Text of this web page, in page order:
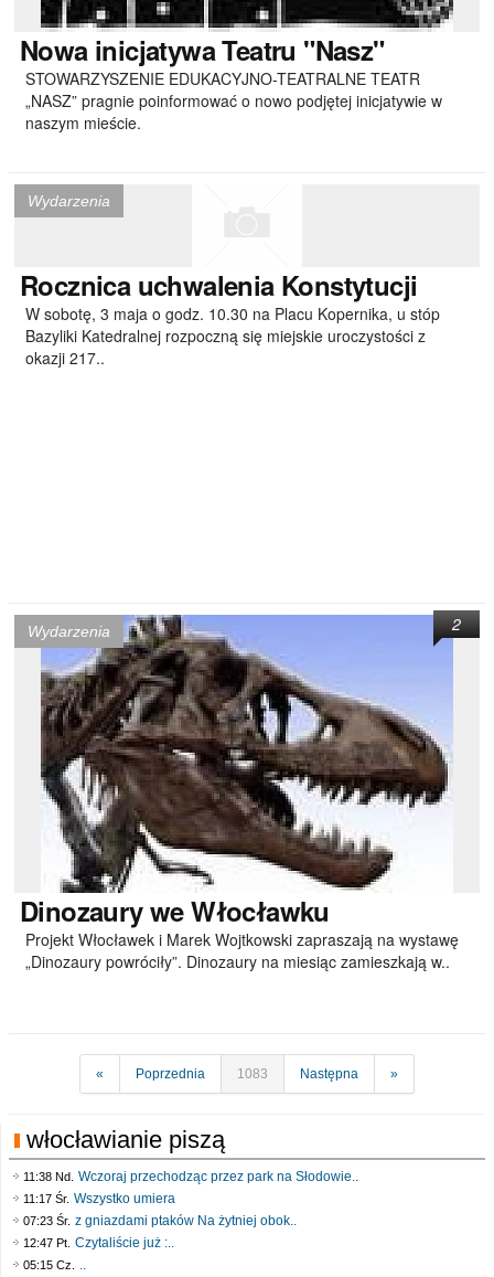
Nowainicjatywa Teatru "Nasz"
STOWARZYSZENIE EDUKACYJNO-TEATRALNE TEATR
„NASZ” pragnie poinformować o nowo podjętej inicjatywie w
naszym mieście.
Wydarzenia
Rocznicauchwalenia Konstytucji
W sobotę, 3 maja o godz. 10.30 na Placu Kopernika, u stóp
Bazyliki Katedralnej rozpoczną się miejskie uroczystości z
okazji 217..
Wydarzenia
Dinozaurywe Włocławku
Projekt Włocławek i Marek Wojtkowski zapraszają na wystawę
„Dinozaury powróciły”. Dinozaury na miesiąc zamieszkają w..
2
« Poprzednia 1083 Następna »
włocławianie piszą
11:38 Nd. Wczoraj przechodząc przez park na Słodowie..
11:17 Śr. Wszystko umiera
07:23 Śr. z gniazdami ptaków Na żytniej obok..
12:47 Pt. Czytaliście już :..
05:15 Cz. ..